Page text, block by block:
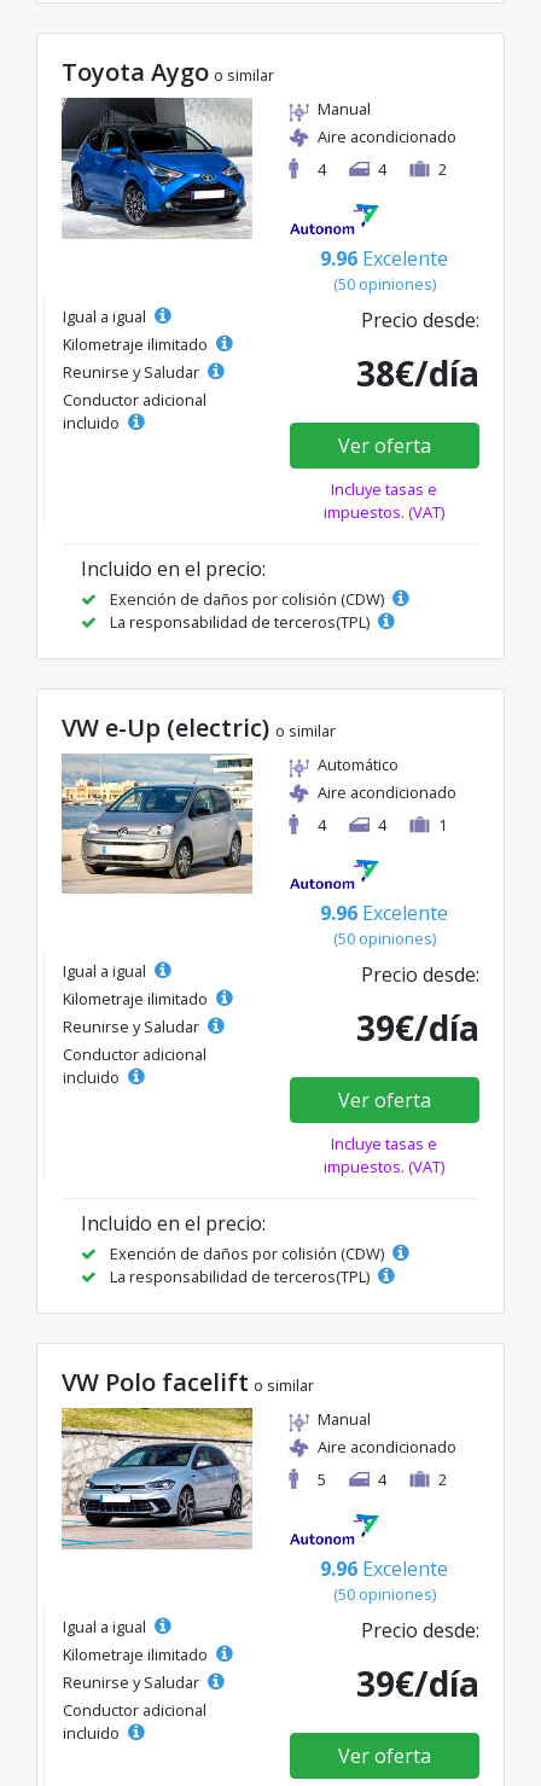
Toyota Aygo o similar
Manual
Aire acondicionado
4
4 2
9.96 Excelente
(50 opiniones)
Igual a igual
Kilometraje ilimitado
Reunirse y Saludar
Conductor adicional
incluido
Precio desde:
38€/día
Ver oferta
Incluye tasas e
impuestos. (VAT)
Incluido en el precio:
Exención de daños por colisión (CDW)
La responsabilidad de terceros(TPL)
VW e-Up (electric) o similar
Automático
Aire acondicionado
4
4 1
9.96 Excelente
(50 opiniones)
Igual a igual
Kilometraje ilimitado
Reunirse y Saludar
Conductor adicional
incluido
Precio desde:
39€/día
Ver oferta
Incluye tasas e
impuestos. (VAT)
Incluido en el precio:
Exención de daños por colisión (CDW)
La responsabilidad de terceros(TPL)
VW Polo facelift o similar
Manual
Aire acondicionado
5
4 2
9.96 Excelente
(50 opiniones)
Igual a igual
Kilometraje ilimitado
Reunirse y Saludar
Conductor adicional
incluido
Precio desde:
39€/día
Ver oferta